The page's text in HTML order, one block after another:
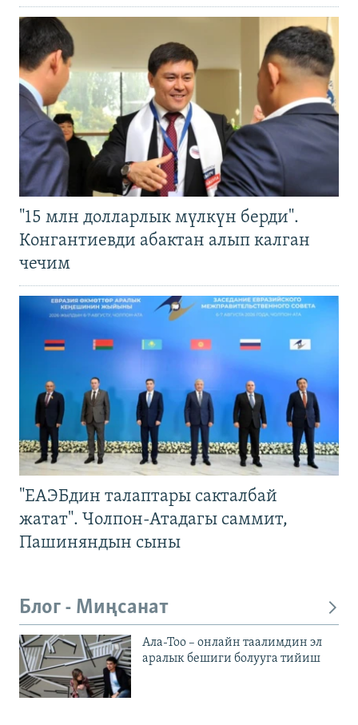
"15 млн долларлык мүлкүн берди".
Конгантиевди абактан алып калган
чечим
"ЕАЭБдин талаптары сакталбай
жатат". Чолпон-Атадагы саммит,
Пашиняндын сыны
Блог - Миңсанат
Ала-Тоо – онлайн таалимдин эл
аралык бешиги болууга тийиш